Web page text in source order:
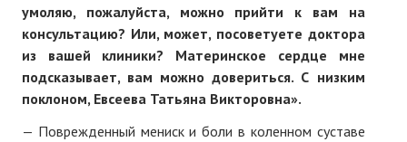
умоляю, пожалуйста, можно прийти к вам на
консультацию? Или, может, посоветуете доктора
из вашей клиники? Материнское сердце мне
подсказывает, вам можно довериться. С низким
поклоном, Евсеева Татьяна Викторовна».
— Поврежденный мениск и боли в коленном суставе